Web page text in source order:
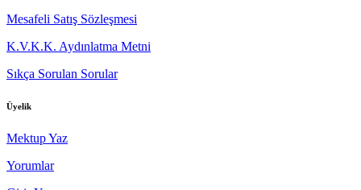
Mesafeli Satış Sözleşmesi
K.V.K.K. Aydınlatma Metni
Sıkça Sorulan Sorular
Üyelik
Mektup Yaz
Yorumlar